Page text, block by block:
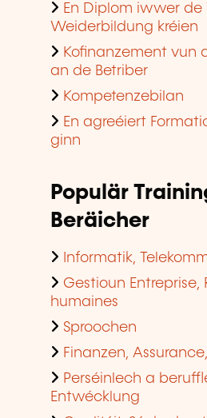
En Diplom iwwer
Weiderbildung kréien
Kofinanzement vun
an de Betriber
Kompetenzebilan
En agreéiert
ginn
Populär
Beräicher
Informatik,
Gestioun Entreprise,
humaines
Sproochen
Finanzen,
Perséinlech a
Entwécklung